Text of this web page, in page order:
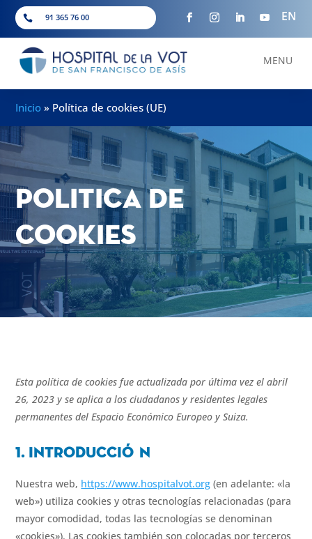
 91 365 76 00 EN
MENU
Inicio » Política de cookies (UE)
Politica de
cookies
Esta política de cookies fue actualizada por última vez el abril
26, 2023 y se aplica a los ciudadanos y residentes legales
permanentes del Espacio Económico Europeo y Suiza.
1. Introducció n
Nuestra web, https://www.hospitalvot.org (en adelante: «la
web») utiliza cookies y otras tecnologías relacionadas (para
mayor comodidad, todas las tecnologías se denominan
«cookies»). Las cookies también son colocadas por terceros